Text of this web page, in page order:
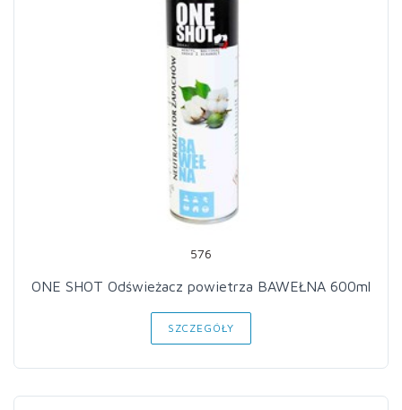
576
ONE SHOT Odświeżacz powietrza BAWEŁNA 600ml
SZCZEGÓŁY